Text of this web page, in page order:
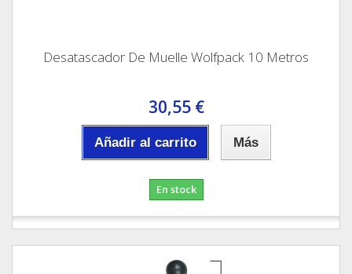
Desatascador De Muelle Wolfpack 10 Metros
30,55 €
Añadir al carrito Más
En stock